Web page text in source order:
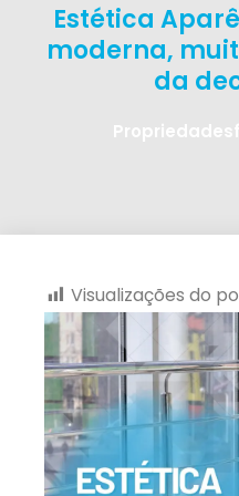
Estética
moderna,
da
Propriedades
Visualizações do